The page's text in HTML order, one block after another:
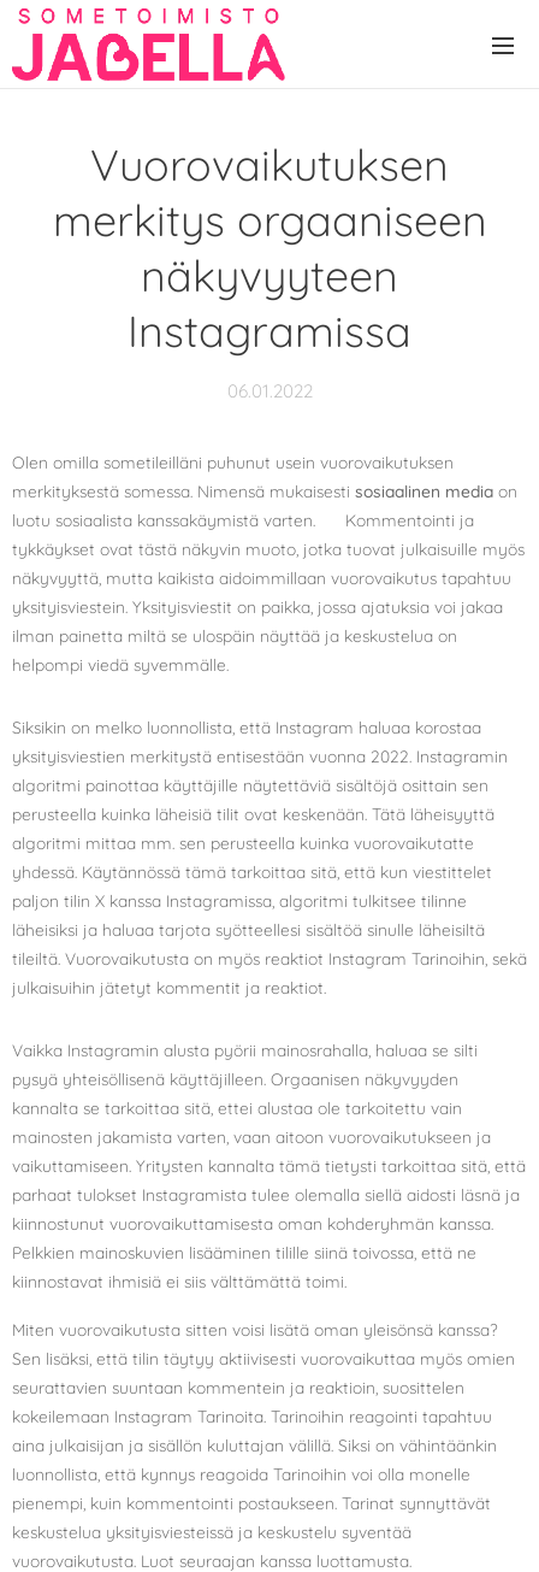
Vuorovaikutuksen
merkitys orgaaniseen
näkyvyyteen
Instagramissa
06.01.2022
Olen omilla sometileilläni puhunut usein vuorovaikutuksen
merkityksestä somessa. Nimensä mukaisesti sosiaalinen media on
luotu sosiaalista kanssakäymistä varten. 💬 Kommentointi ja
tykkäykset ovat tästä näkyvin muoto, jotka tuovat julkaisuille myös
näkyvyyttä, mutta kaikista aidoimmillaan vuorovaikutus tapahtuu
yksityisviestein. Yksityisviestit on paikka, jossa ajatuksia voi jakaa
ilman painetta miltä se ulospäin näyttää ja keskustelua on
helpompi viedä syvemmälle.
Siksikin on melko luonnollista, että Instagram haluaa korostaa
yksityisviestien merkitystä entisestään vuonna 2022. Instagramin
algoritmi painottaa käyttäjille näytettäviä sisältöjä osittain sen
perusteella kuinka läheisiä tilit ovat keskenään. Tätä läheisyyttä
algoritmi mittaa mm. sen perusteella kuinka vuorovaikutatte
yhdessä. Käytännössä tämä tarkoittaa sitä, että kun viestittelet
paljon tilin X kanssa Instagramissa, algoritmi tulkitsee tilinne
läheisiksi ja haluaa tarjota syötteellesi sisältöä sinulle läheisiltä
tileiltä. Vuorovaikutusta on myös reaktiot Instagram Tarinoihin, sekä
julkaisuihin jätetyt kommentit ja reaktiot.
Vaikka Instagramin alusta pyörii mainosrahalla, haluaa se silti
pysyä yhteisöllisenä käyttäjilleen. Orgaanisen näkyvyyden
kannalta se tarkoittaa sitä, ettei alustaa ole tarkoitettu vain
mainosten jakamista varten, vaan aitoon vuorovaikutukseen ja
vaikuttamiseen. Yritysten kannalta tämä tietysti tarkoittaa sitä, että
parhaat tulokset Instagramista tulee olemalla siellä aidosti läsnä ja
kiinnostunut vuorovaikuttamisesta oman kohderyhmän kanssa.
Pelkkien mainoskuvien lisääminen tilille siinä toivossa, että ne
kiinnostavat ihmisiä ei siis välttämättä toimi.
Miten vuorovaikutusta sitten voisi lisätä oman yleisönsä kanssa?
Sen lisäksi, että tilin täytyy aktiivisesti vuorovaikuttaa myös omien
seurattavien suuntaan kommentein ja reaktioin, suosittelen
kokeilemaan Instagram Tarinoita. Tarinoihin reagointi tapahtuu
aina julkaisijan ja sisällön kuluttajan välillä. Siksi on vähintäänkin
luonnollista, että kynnys reagoida Tarinoihin voi olla monelle
pienempi, kuin kommentointi postaukseen. Tarinat synnyttävät
keskustelua yksityisviesteissä ja keskustelu syventää
vuorovaikutusta. Luot seuraajan kanssa luottamusta.